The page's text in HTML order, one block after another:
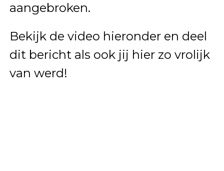
aangebroken.
Bekijk de video hieronder en deel
dit bericht als ook jij hier zo vrolijk
van werd!